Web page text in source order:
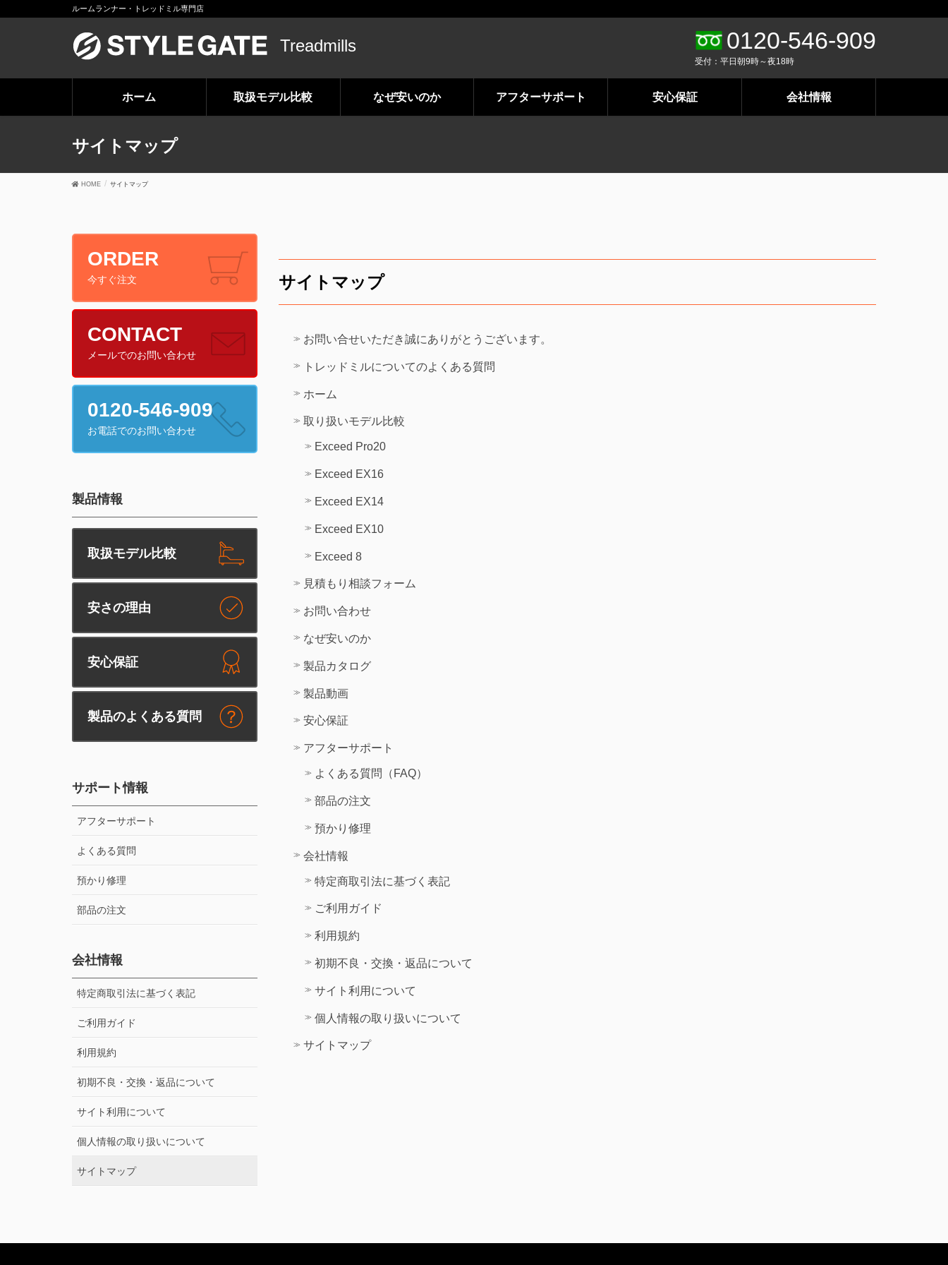
ルームランナー・トレッドミル専門店
Treadmills 0120-546-909
受付：平日朝9時～夜18時
ホーム 取扱モデル比較 なぜ安いのか アフターサポート 安心保証 会社情報
サイトマップ
HOME サイトマップ
サイトマップ
お問い合せいただき誠にありがとうございます。
トレッドミルについてのよくある質問
ホーム
取り扱いモデル比較
Exceed Pro20
Exceed EX16
Exceed EX14
Exceed EX10
Exceed 8
見積もり相談フォーム
お問い合わせ
なぜ安いのか
製品カタログ
製品動画
安心保証
アフターサポート
よくある質問（FAQ）
部品の注文
預かり修理
会社情報
特定商取引法に基づく表記
ご利用ガイド
利用規約
初期不良・交換・返品について
サイト利用について
個人情報の取り扱いについて
サイトマップ
ORDER
今すぐ注文
CONTACT
メールでのお問い合わせ
0120-546-909
お電話でのお問い合わせ
製品情報
取扱モデル比較
安さの理由
安心保証
製品のよくある質問
サポート情報
アフターサポート
よくある質問
預かり修理
部品の注文
会社情報
特定商取引法に基づく表記
ご利用ガイド
利用規約
初期不良・交換・返品について
サイト利用について
個人情報の取り扱いについて
サイトマップ